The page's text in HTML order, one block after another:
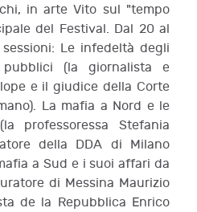
in arte Vito sul "tempo
del Festival. Dal 20 al
Le infedeltà degli
(la giornalista e
e il giudice della Corte
La mafia a Nord e le
professoressa Stefania
della DDA di Milano
a Sud e i suoi affari da
di Messina Maurizio
de la Repubblica Enrico